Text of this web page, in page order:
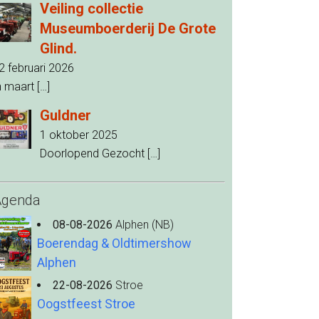
Veiling collectie
Museumboerderij De Grote
Glind.
februari 2026
maart […]
Guldner
1 oktober 2025
Doorlopend Gezocht […]
08-08-2026 Alphen (NB)
Boerendag & Oldtimershow
Alphen
22-08-2026 Stroe
Oogstfeest Stroe